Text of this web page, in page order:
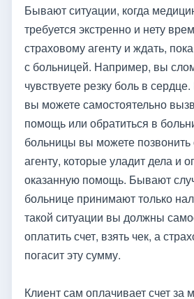
Бывают ситуации, когда
требуется экстренно и нету
страховому агенту и ждать,
с больницей. Например, вы
чувствуете резку боль в
вы можете самостоятельно
помощь или обратиться в
больницы вы можете позвонить
агенту, которые уладит дела и
оказанную помощь. Бывают
больнице принимают только
такой ситуации вы должны
оплатить счет, взять чек, а
погасит эту сумму.
Клиент сам оплачивает счет за